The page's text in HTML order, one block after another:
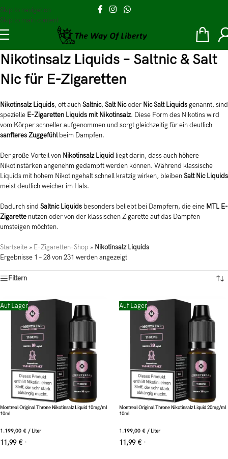
Skip to navigation
Skip to main content
Nikotinsalz Liquids – Saltnic & Salt
Nic für E-Zigaretten
Nikotinsalz Liquids, oft auchSaltnic,Salt Nicoder Nic Salt Liquidsgenannt, sind
spezielle E-Zigaretten Liquids mit Nikotinsalz. Diese Form des Nikotins wird
vom Körper schneller aufgenommen und sorgt gleichzeitig für ein deutlich
sanfteres Zuggefühlbeim Dampfen.
Der große Vorteil von Nikotinsalz Liquid liegt darin, dass auch höhere
Nikotinstärken angenehm gedampft werden können. Während klassische
Liquids mit hohem Nikotingehalt schnell kratzig wirken, bleibenSalt Nic Liquids
meist deutlich weicher im Hals.
Dadurch sind Saltnic Liquids besonders beliebt bei Dampfern, die eine MTL E-
Zigarette nutzen oder von der klassischen Zigarette auf das Dampfen
umsteigen möchten.
Startseite » E-Zigaretten-Shop » Nikotinsalz Liquids
Ergebnisse 1 – 28 von 231 werden angezeigt
Filtern
Auf Lager
Montreal Original Throne Nikotinsalz Liquid 10mg/ml
10ml
1.199,00 € / Liter
11,99 € *
Auf Lager
Montreal Original Throne Nikotinsalz Liquid 20mg/ml
10ml
1.199,00 € / Liter
11,99 € *